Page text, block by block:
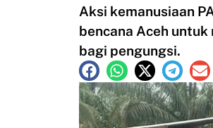
Aksi kemanusiaan
bencana Aceh
bagi pengungsi.